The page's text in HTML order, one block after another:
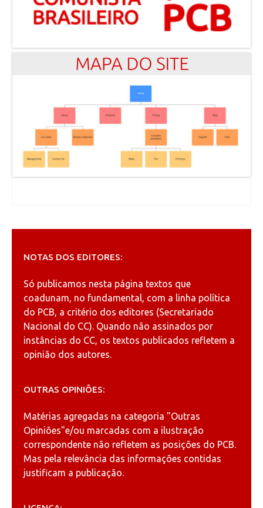
NOTAS DOS EDITORES:
Só publicamos nesta página textos que
coadunam, no fundamental, com a linha política
do PCB, a critério dos editores (Secretariado
Nacional do CC). Quando não assinados por
instâncias do CC, os textos publicados refletem a
opinião dos autores.
OUTRAS OPINIÕES:
Matérias agregadas na categoria "Outras
Opiniões"e/ou marcadas com a ilustração
correspondente não refletem as posições do PCB.
Mas pela relevância das informações contidas
justificam a publicação.